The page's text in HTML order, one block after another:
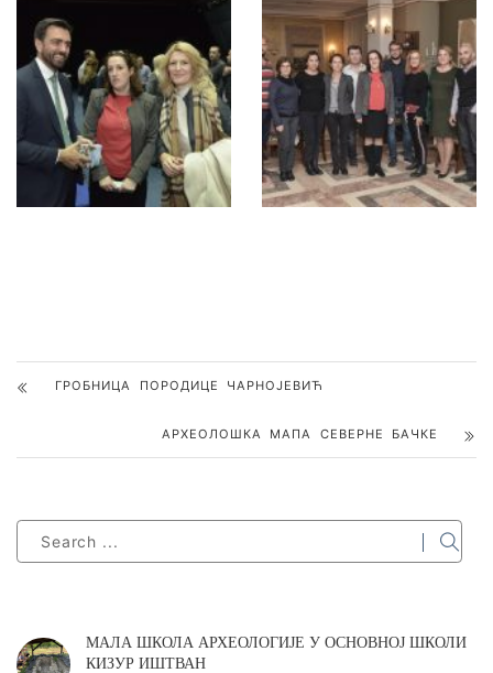
ГРОБНИЦА ПОРОДИЦЕ ЧАРНОЈЕВИЋ
АРХЕОЛОШКА МАПА СЕВЕРНЕ БАЧКЕ
МАЛА ШКОЛА АРХЕОЛОГИЈЕ У ОСНОВНОЈ ШКОЛИ
КИЗУР ИШТВАН